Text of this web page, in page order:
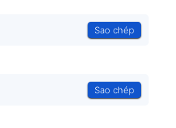
Sao chép
Sao chép